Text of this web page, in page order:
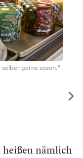
gerne essen."
nämlich